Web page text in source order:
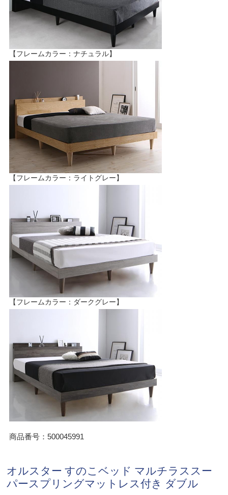
【フレームカラー：ナチュラル】
【フレームカラー：ライトグレー】
【フレームカラー：ダークグレー】
商品番号：500045991
オルスター すのこベッド マルチラススー
パースプリングマットレス付き ダブル